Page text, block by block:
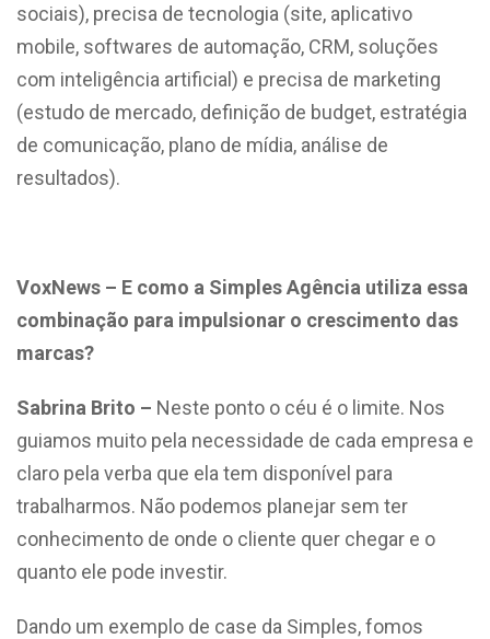
sociais), precisa de tecnologia (site, aplicativo
mobile, softwares de automação, CRM, soluções
com inteligência artificial) e precisa de marketing
(estudo de mercado, definição de budget, estratégia
de comunicação, plano de mídia, análise de
resultados).
VoxNews – E como a Simples Agência utiliza essa
combinação para impulsionar o crescimento das
marcas?
Sabrina Brito – Neste ponto o céu é o limite. Nos
guiamos muito pela necessidade de cada empresa e
claro pela verba que ela tem disponível para
trabalharmos. Não podemos planejar sem ter
conhecimento de onde o cliente quer chegar e o
quanto ele pode investir.
Dando um exemplo de case da Simples, fomos